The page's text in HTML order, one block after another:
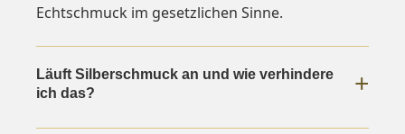
Echtschmuck im gesetzlichen Sinne.
Läuft Silberschmuck an und wie verhindere
ich das?